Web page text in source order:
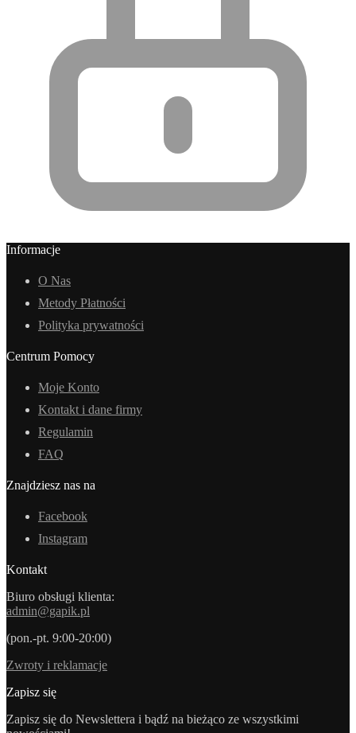
Informacje
O Nas
Metody Płatności
Polityka prywatności
Centrum Pomocy
Moje Konto
Kontakt i dane firmy
Regulamin
FAQ
Znajdziesz nas na
Facebook
Instagram
Kontakt
Biuro obsługi klienta:
admin@gapik.pl
(pon.-pt. 9:00-20:00)
Zwroty i reklamacje
Zapisz się
Zapisz się do Newslettera i bądź na bieżąco ze wszystkimi